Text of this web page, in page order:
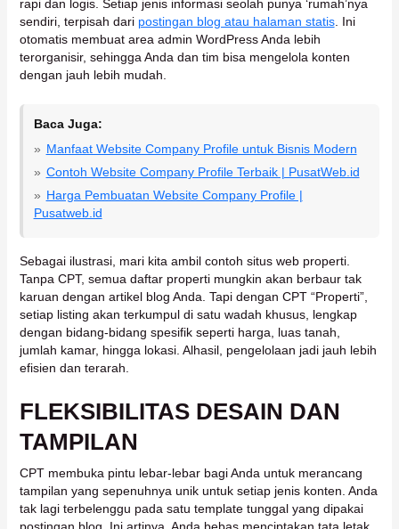
rapi dan logis. Setiap jenis informasi seolah punya ‘rumah’nya
sendiri, terpisah dari postingan blog atau halaman statis. Ini
otomatis membuat area admin WordPress Anda lebih
terorganisir, sehingga Anda dan tim bisa mengelola konten
dengan jauh lebih mudah.
Baca Juga:
Manfaat Website Company Profile untuk Bisnis Modern
Contoh Website Company Profile Terbaik | PusatWeb.id
Harga Pembuatan Website Company Profile |
Pusatweb.id
Sebagai ilustrasi, mari kita ambil contoh situs web properti.
Tanpa CPT, semua daftar properti mungkin akan berbaur tak
karuan dengan artikel blog Anda. Tapi dengan CPT “Properti”,
setiap listing akan terkumpul di satu wadah khusus, lengkap
dengan bidang-bidang spesifik seperti harga, luas tanah,
jumlah kamar, hingga lokasi. Alhasil, pengelolaan jadi jauh lebih
efisien dan terarah.
FLEKSIBILITAS DESAIN DAN
TAMPILAN
CPT membuka pintu lebar-lebar bagi Anda untuk merancang
tampilan yang sepenuhnya unik untuk setiap jenis konten. Anda
tak lagi terbelenggu pada satu template tunggal yang dipakai